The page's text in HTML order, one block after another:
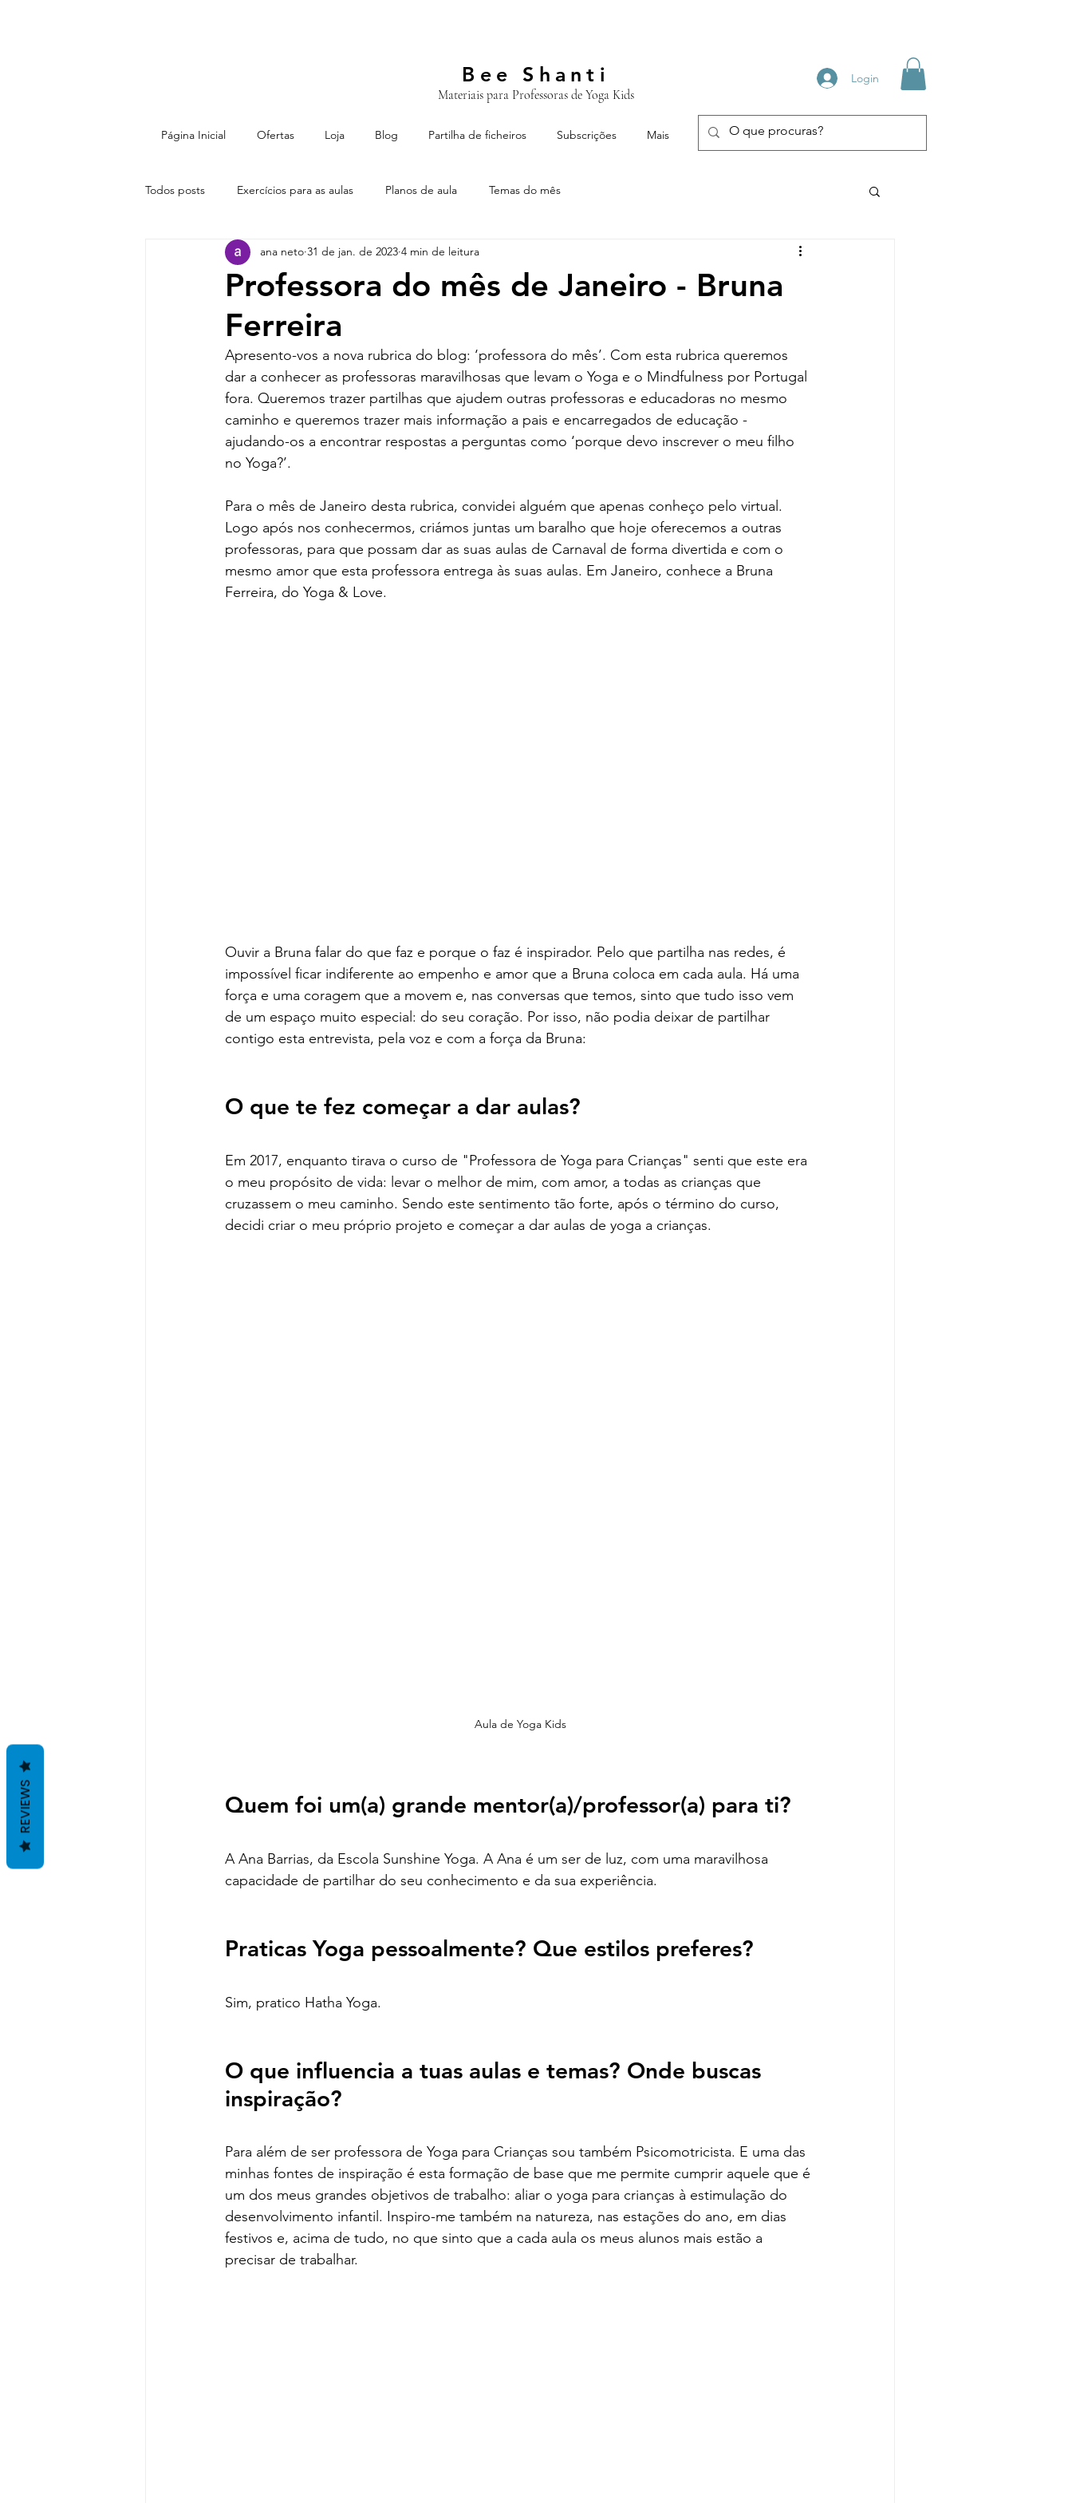
Bee Shanti
Materiais para Professoras de Yoga Kids
Login
Página Inicial Ofertas Loja Blog Partilha de ficheiros Subscrições Mais
Todos posts Exercícios para as aulas Planos de aula Temas do mês
Professora do mês de Janeiro - Bruna
Ferreira
ana neto 31 de jan. de 2023 4 min de leitura
Apresento-vos a nova rubrica do blog: ‘professora do mês’. Com esta rubrica queremos
dar a conhecer as professoras maravilhosas que levam o Yoga e o Mindfulness por Portugal
fora. Queremos trazer partilhas que ajudem outras professoras e educadoras no mesmo
caminho e queremos trazer mais informação a pais e encarregados de educação -
ajudando-os a encontrar respostas a perguntas como ‘porque devo inscrever o meu filho
no Yoga?’.
Para o mês de Janeiro desta rubrica, convidei alguém que apenas conheço pelo virtual.
Logo após nos conhecermos, criámos juntas um baralho que hoje oferecemos a outras
professoras, para que possam dar as suas aulas de Carnaval de forma divertida e com o
mesmo amor que esta professora entrega às suas aulas. Em Janeiro, conhece a Bruna
Ferreira, do Yoga & Love.
Ouvir a Bruna falar do que faz e porque o faz é inspirador. Pelo que partilha nas redes, é
impossível ficar indiferente ao empenho e amor que a Bruna coloca em cada aula. Há uma
força e uma coragem que a movem e, nas conversas que temos, sinto que tudo isso vem
de um espaço muito especial: do seu coração. Por isso, não podia deixar de partilhar
contigo esta entrevista, pela voz e com a força da Bruna:
O que te fez começar a dar aulas?
Em 2017, enquanto tirava o curso de "Professora de Yoga para Crianças" senti que este era
o meu propósito de vida: levar o melhor de mim, com amor, a todas as crianças que
cruzassem o meu caminho. Sendo este sentimento tão forte, após o término do curso,
decidi criar o meu próprio projeto e começar a dar aulas de yoga a crianças.
Aula de Yoga Kids
Quem foi um(a) grande mentor(a)/professor(a) para ti?
A Ana Barrias, da Escola Sunshine Yoga. A Ana é um ser de luz, com uma maravilhosa
capacidade de partilhar do seu conhecimento e da sua experiência.
Praticas Yoga pessoalmente? Que estilos preferes?
Sim, pratico Hatha Yoga.
O que influencia a tuas aulas e temas? Onde buscas
inspiração?
Para além de ser professora de Yoga para Crianças sou também Psicomotricista. E uma das
minhas fontes de inspiração é esta formação de base que me permite cumprir aquele que é
um dos meus grandes objetivos de trabalho: aliar o yoga para crianças à estimulação do
desenvolvimento infantil. Inspiro-me também na natureza, nas estações do ano, em dias
festivos e, acima de tudo, no que sinto que a cada aula os meus alunos mais estão a
precisar de trabalhar.
REVIEWS